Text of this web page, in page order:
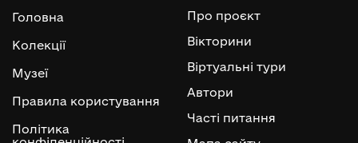
Головна
Колекції
Музеї
Правила користування
Політика
Про проєкт
Вікторини
Віртуальні тури
Автори
Часті питання